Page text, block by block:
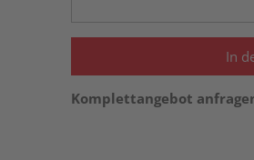
In
Komplettangebot